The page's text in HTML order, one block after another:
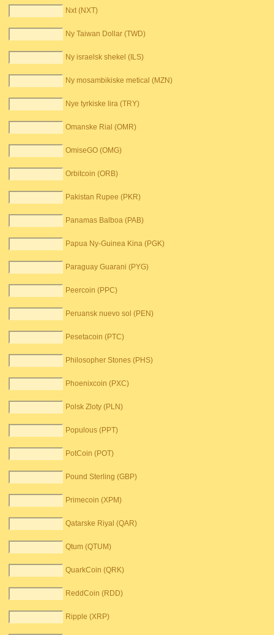
Nxt (NXT)
Ny Taiwan Dollar (TWD)
Ny israelsk shekel (ILS)
Ny mosambikiske metical (MZN)
Nye tyrkiske lira (TRY)
Omanske Rial (OMR)
OmiseGO (OMG)
Orbitcoin (ORB)
Pakistan Rupee (PKR)
Panamas Balboa (PAB)
Papua Ny-Guinea Kina (PGK)
Paraguay Guarani (PYG)
Peercoin (PPC)
Peruansk nuevo sol (PEN)
Pesetacoin (PTC)
Philosopher Stones (PHS)
Phoenixcoin (PXC)
Polsk Zloty (PLN)
Populous (PPT)
PotCoin (POT)
Pound Sterling (GBP)
Primecoin (XPM)
Qatarske Riyal (QAR)
Qtum (QTUM)
QuarkCoin (QRK)
ReddCoin (RDD)
Ripple (XRP)